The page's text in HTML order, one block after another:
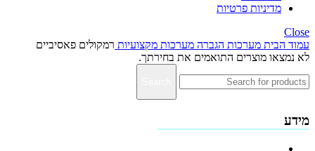
מדיניות פרטיות
Close
עמוד הבית מערכות הגברה מערכות מקצועיות רמקולים פאסיביים
לא נמצאו מוצרים התואמים את בחירתך.
מידע